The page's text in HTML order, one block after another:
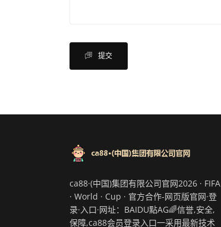
提交
ca88·(中国)集团有限公司官网2026 · FIFA
· World · Cup · 官方合作-网页版官网·登
录·入口·网址：BAIDU點AG🌈信誉,安全,
保障,ca88会员登录入口一采用最新技术